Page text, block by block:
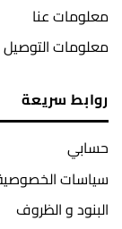
معلومات عنا
معلومات التوصيل
روابط سريعة
حسابي
سياسات
البنود و الظروف